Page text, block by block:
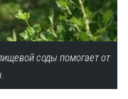
соды помогает от